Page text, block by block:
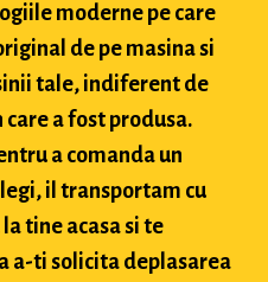
moderne pe care
de pe masina si
tale, indiferent de
a fost produsa.
a comanda un
il transportam cu
tine acasa si te
a-ti solicita deplasarea